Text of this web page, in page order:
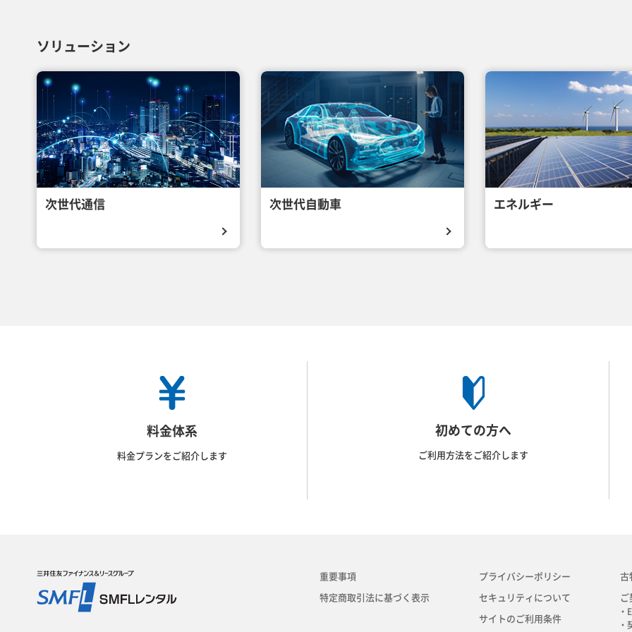
ソリューション
次世代通信 次世代自動車 エネルギー
料金体系
料金プランをご紹介します
初めての方へ
ご利用方法をご紹介します
重要事項
特定商取引法に基づく表示
プライバシーポリシー
セキュリティについて
サイトのご利用条件
古
ご
・
・